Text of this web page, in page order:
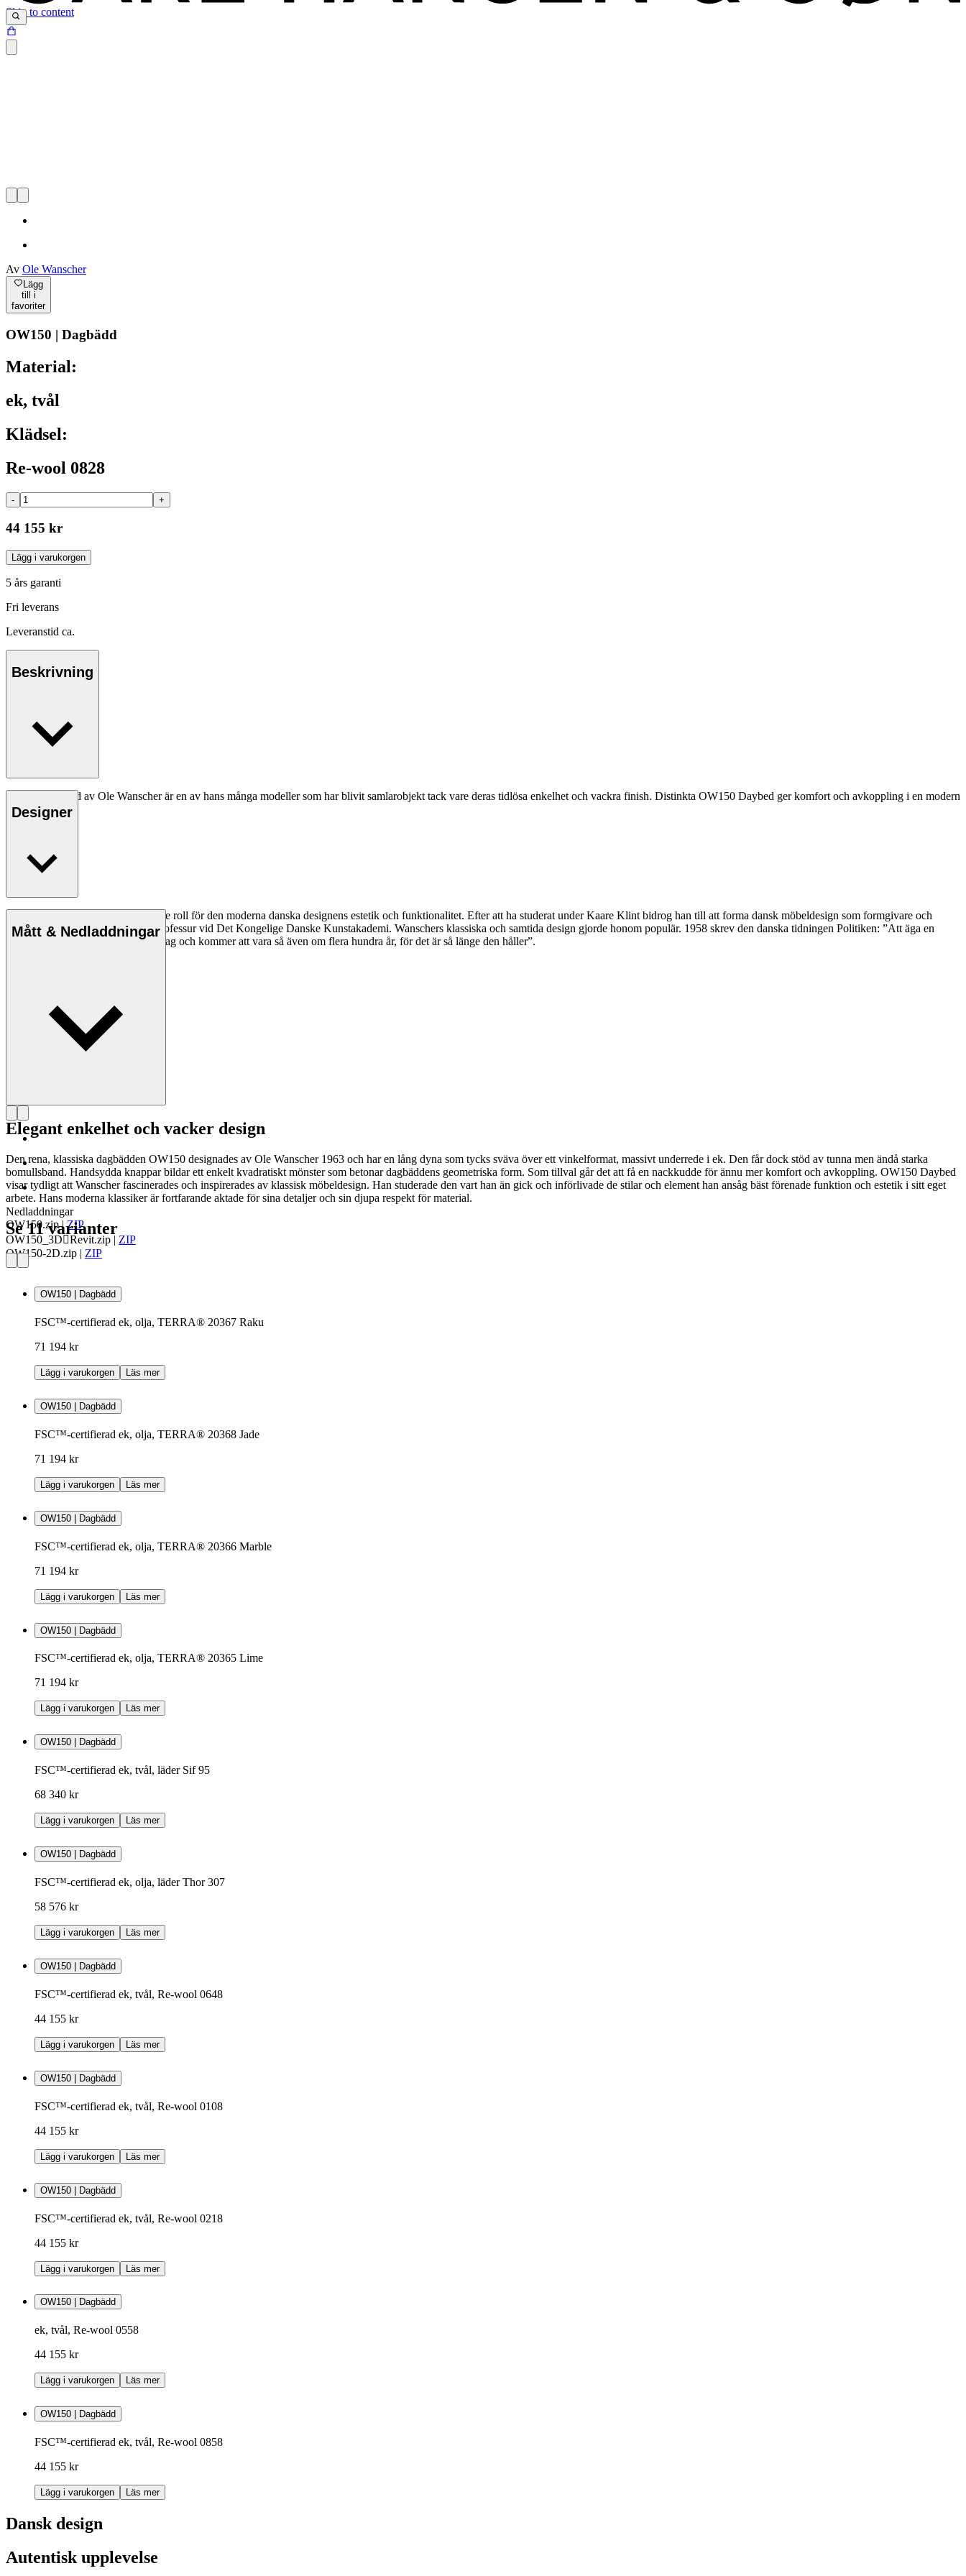
Skip to content
Av Ole Wanscher
Lägg
till i
favoriter
OW150 | Dagbädd
Material:
ek, tvål
Klädsel:
Re-wool 0828
- +
44 155 kr
Lägg i varukorgen
5 års garanti
Fri leverans
Leveranstid ca.
Beskrivning
OW150 Daybed av Ole Wanscher är en av hans många modeller som har blivit samlarobjekt tack vare deras tidlösa enkelhet och vackra finish. Distinkta OW150 Daybed ger komfort och avkoppling i en modern
miljö.
Designer
Ole Wanscher spelade en avgörande roll för den moderna danska designens estetik och funktionalitet. Efter att ha studerat under Kaare Klint bidrog han till att forma dansk möbeldesign som formgivare och
pedagog när han tog över Klints professur vid Det Kongelige Danske Kunstakademi. Wanschers klassiska och samtida design gjorde honom populär. 1958 skrev den danska tidningen Politiken: ”Att äga en
Wanscher-stol är ett äventyr varje dag och kommer att vara så även om flera hundra år, för det är så länge den håller”.
Mått & Nedladdningar
Nedladdningar
OW150.zip|ZIP
OW150_3DRevit.zip | ZIP
OW150-2D.zip | ZIP
Elegant enkelhet och vacker design
Den rena, klassiska dagbädden OW150 designades av Ole Wanscher 1963 och har en lång dyna som tycks sväva över ett vinkelformat, massivt underrede i ek. Den får dock stöd av tunna men ändå starka
bomullsband. Handsydda knappar bildar ett enkelt kvadratiskt mönster som betonar dagbäddens geometriska form. Som tillval går det att få en nackkudde för ännu mer komfort och avkoppling. OW150 Daybed
visar tydligt att Wanscher fascinerades och inspirerades av klassisk möbeldesign. Han studerade den vart han än gick och införlivade de stilar och element han ansåg bäst förenade funktion och estetik i sitt eget
arbete. Hans moderna klassiker är fortfarande aktade för sina detaljer och sin djupa respekt för material.
Se 11 varianter
OW150 | Dagbädd
FSC™-certifierad ek, olja, TERRA® 20367 Raku
71 194 kr
Lägg i varukorgen Läs mer
OW150 | Dagbädd
FSC™-certifierad ek, olja, TERRA® 20368 Jade
71 194 kr
Lägg i varukorgen Läs mer
OW150 | Dagbädd
FSC™-certifierad ek, olja, TERRA® 20366 Marble
71 194 kr
Lägg i varukorgen Läs mer
OW150 | Dagbädd
FSC™-certifierad ek, olja, TERRA® 20365 Lime
71 194 kr
Lägg i varukorgen Läs mer
OW150 | Dagbädd
FSC™-certifierad ek, tvål, läder Sif 95
68 340 kr
Lägg i varukorgen Läs mer
OW150 | Dagbädd
FSC™-certifierad ek, olja, läder Thor 307
58 576 kr
Lägg i varukorgen Läs mer
OW150 | Dagbädd
FSC™-certifierad ek, tvål, Re-wool 0648
44 155 kr
Lägg i varukorgen Läs mer
OW150 | Dagbädd
FSC™-certifierad ek, tvål, Re-wool 0108
44 155 kr
Lägg i varukorgen Läs mer
OW150 | Dagbädd
FSC™-certifierad ek, tvål, Re-wool 0218
44 155 kr
Lägg i varukorgen Läs mer
OW150 | Dagbädd
ek, tvål, Re-wool 0558
44 155 kr
Lägg i varukorgen Läs mer
OW150 | Dagbädd
FSC™-certifierad ek, tvål, Re-wool 0858
44 155 kr
Lägg i varukorgen Läs mer
Dansk design
Autentisk upplevelse